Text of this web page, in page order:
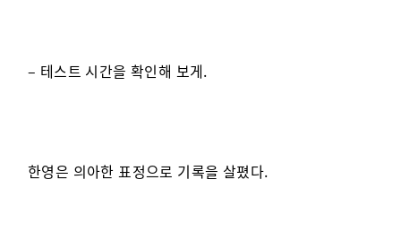
– 테스트 시간을 확인해 보게.
한영은 의아한 표정으로 기록을 살폈다.